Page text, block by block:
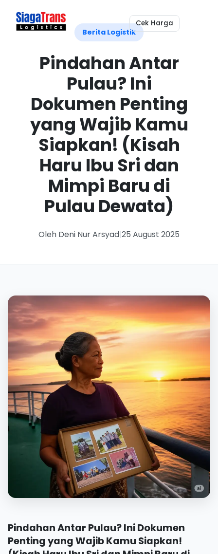
Cek Harga
Berita Logistik
Pindahan Antar
Pulau? Ini
Dokumen Penting
yang Wajib Kamu
Siapkan! (Kisah
Haru Ibu Sri dan
Mimpi Baru di
Pulau Dewata)
Oleh Deni Nur Arsyad|25 August 2025
Pindahan Antar Pulau? Ini Dokumen
Penting yang Wajib Kamu Siapkan!